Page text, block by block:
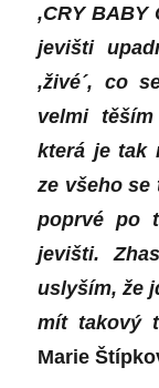
,CRY BABY
jevišti
,živé´, co
velmi
která je tak
ze všeho se
poprvé po
jevišti.
uslyším, že
mít takový
Marie